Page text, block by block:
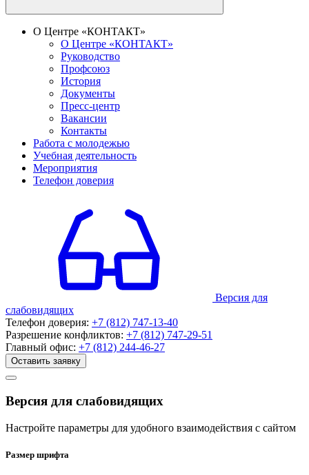
О Центре «КОНТАКТ»
О Центре «КОНТАКТ»
Руководство
Профсоюз
История
Документы
Пресс-центр
Вакансии
Контакты
Работа с молодежью
Учебная деятельность
Мероприятия
Телефон доверия
Версия для
слабовидящих
Телефон доверия: +7 (812) 747-13-40
Разрешение конфликтов: +7 (812) 747-29-51
Главный офис: +7 (812) 244-46-27
Оставить заявку
Версия для слабовидящих
Настройте параметры для удобного взаимодействия с сайтом
Размер шрифта